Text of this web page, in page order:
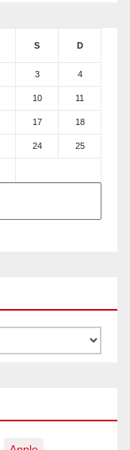
S D
3 4
10 11
17 18
24 25